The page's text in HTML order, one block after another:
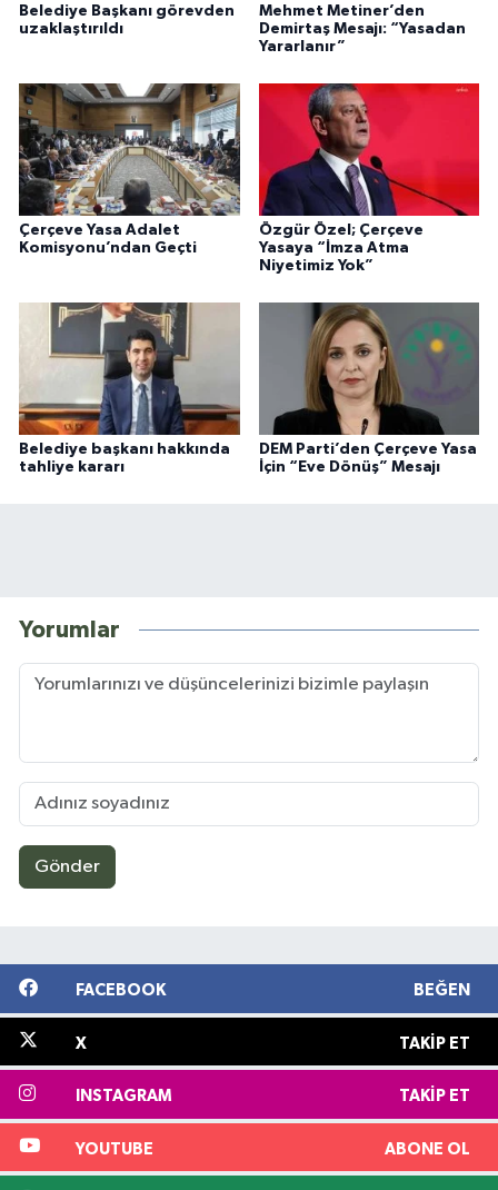
Belediye Başkanı görevden
uzaklaştırıldı
Mehmet Metiner’den
Demirtaş Mesajı: “Yasadan
Yararlanır”
Çerçeve Yasa Adalet
Komisyonu’ndan Geçti
Özgür Özel; Çerçeve
Yasaya “İmza Atma
Niyetimiz Yok”
Belediye başkanı hakkında
tahliye kararı
DEM Parti’den Çerçeve Yasa
İçin “Eve Dönüş” Mesajı
Yorumlar
Gönder
FACEBOOK BEĞEN
X TAKIP ET
INSTAGRAM TAKIP ET
YOUTUBE ABONE OL